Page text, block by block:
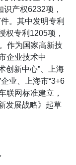
产权6232项，
。其中发明专利
权专利1205项，
作为国家高新技
企业技术中
创新中心”、上海
业、上海市“3+6
联网标准建立，
发展战略》起草